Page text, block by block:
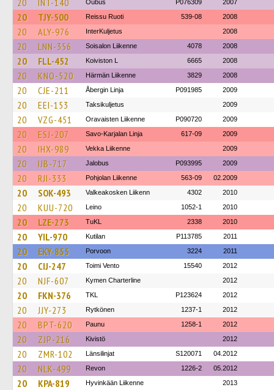
20 INT-140 Oubus P076309 2007
20 TJY-500 Reissu Ruoti 539-08 2008
20 ALY-976 InterKuljetus 2008
20 LNN-356 Soisalon Liikenne 4078 2008
20 FLL-452 Koiviston L 6665 2008
20 KNO-520 Härmän Liikenne 3829 2008
20 CJE-211 Åbergin Linja P091985 2009
20 EEI-153 Taksikuljetus 2009
20 VZG-451 Oravaisten Liikenne P090720 2009
20 ESJ-207 Savo-Karjalan Linja 617-09 2009
20 IHX-989 Vekka Liikenne 2009
20 IJB-717 Jalobus P093995 2009
20 RJI-333 Pohjolan Liikenne 563-09 02.2009
20 SOK-493 Valkeakosken Liikenn 4302 2010
20 KUU-720 Leino 1052-1 2010
20 LZE-273 TuKL 2338 2010
20 YIL-970 Kutilan P113785 2011
20 EKY-855 Porvoon 3224 2011
20 CIJ-247 Toimi Vento 15540 2012
20 NJF-607 Kymen Charterline 2012
20 FKN-376 TKL P123624 2012
20 JJY-273 Rytkönen 1237-1 2012
20 BPT-620 Paunu 1258-1 2012
20 ZJP-216 Kivistö 2012
20 ZMR-102 Länsilinjat S120071 04.2012
20 NLK-499 Revon 1226-2 05.2012
20 KPA-819 Hyvinkään Liikenne 2013